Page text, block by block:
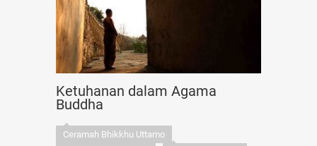
Ketuhanan dalam Agama
Buddha
Ceramah Bhikkhu Uttamo